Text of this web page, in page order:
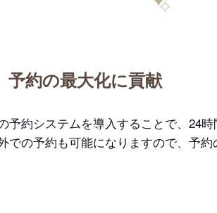
特長2
予約の最大化に貢献
予約システムを導入することで、24時
での予約も可能になりますので、予約